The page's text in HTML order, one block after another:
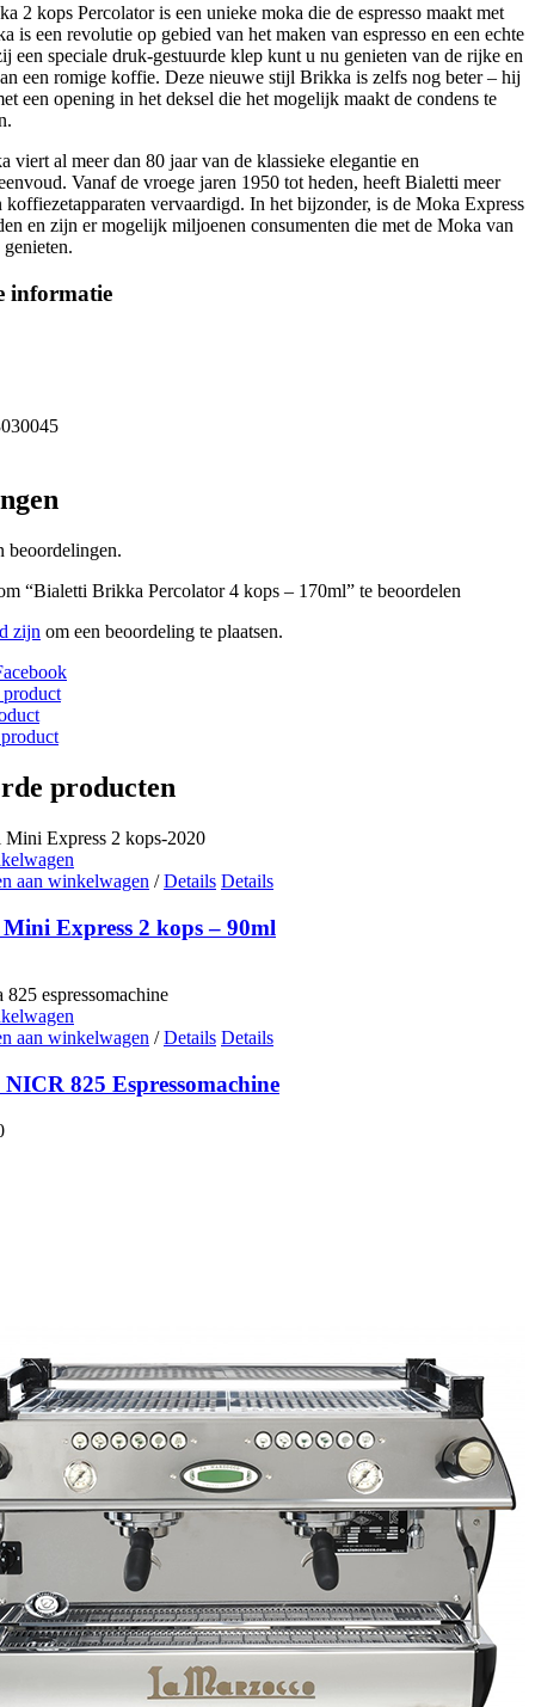
2 kops Percolator is een unieke moka die de espresso maakt met
is een revolutie op gebied van het maken van espresso en een echte
een speciale druk-gestuurde klep kunt u nu genieten van de rijke en
een romige koffie. Deze nieuwe stijl Brikka is zelfs nog beter – hij
een opening in het deksel die het mogelijk maakt de condens te
viert al meer dan 80 jaar van de klassieke elegantie en
Vanaf de vroege jaren 1950 tot heden, heeft Bialetti meer
vervaardigd. In het bijzonder, is de Moka Express
en zijn er mogelijk miljoenen consumenten die met de Moka van
informatie
beoordelingen.
“Bialetti Brikka Percolator 4 kops – 170ml” te beoordelen
zijn om een beoordeling te plaatsen.
producten
aan winkelwagen / Details Details
Express 2 kops – 90ml
aan winkelwagen / Details Details
825 Espressomachine